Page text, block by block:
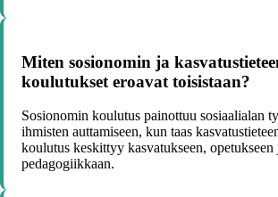
Miten sosionomin ja
koulutukset eroavat toisistaan?
Sosionomin koulutus painottuu sosiaalialan
ihmisten auttamiseen, kun taas
koulutus keskittyy kasvatukseen, opetukseen
pedagogiikkaan.